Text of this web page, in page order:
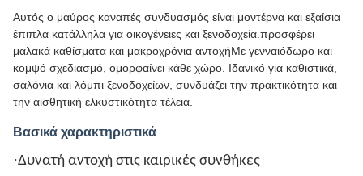
Αυτός ο μαύρος καναπές συνδυασμός είναι μοντέρνα και εξαίσια
έπιπλα κατάλληλα για οικογένειες και ξενοδοχεία.προσφέρει
μαλακά καθίσματα και μακροχρόνια αντοχήΜε γενναιόδωρο και
κομψό σχεδιασμό, ομορφαίνει κάθε χώρο. Ιδανικό για καθιστικά,
σαλόνια και λόμπι ξενοδοχείων, συνδυάζει την πρακτικότητα και
την αισθητική ελκυστικότητα τέλεια.
Βασικά χαρακτηριστικά
·Δυνατή αντοχή στις καιρικές συνθήκες